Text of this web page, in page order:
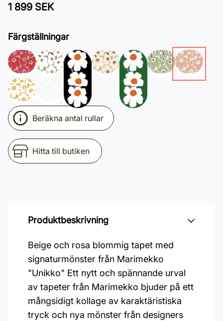
1 899 SEK
Färgställningar
Beräkna antal rullar
Hitta till butiken
Produktbeskrivning
Beige och rosa blommig tapet med
signaturmönster från Marimekko
"Unikko" Ett nytt och spännande urval
av tapeter från Marimekko bjuder på ett
mångsidigt kollage av karaktäristiska
tryck och nya mönster från designers